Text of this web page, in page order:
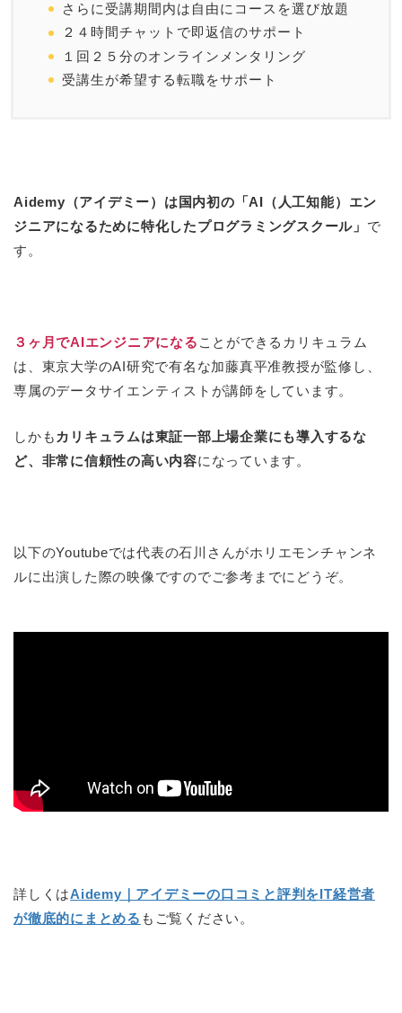
さらに受講期間内は自由にコースを選び放題
２４時間チャットで即返信のサポート
１回２５分のオンラインメンタリング
受講生が希望する転職をサポート
Aidemy（アイデミー）は国内初の「AI（人工知能）エン
ジニアになるために特化したプログラミングスクール」 で
す。
３ヶ月でAIエンジニアになる ことができるカリキュラム
は、東京大学のAI研究で有名な加藤真平准教授が監修し、
専属のデータサイエンティストが講師をしています。
しかも カリキュラムは東証一部上場企業にも導入するな
ど、非常に信頼性の高い内容になっています。
以下のYoutubeでは代表の石川さんがホリエモンチャンネ
ルに出演した際の映像ですのでご参考までにどうぞ。
詳しくはAidemy｜アイデミーの口コミと評判をIT経営者
が徹底的にまとめる もご覧ください。